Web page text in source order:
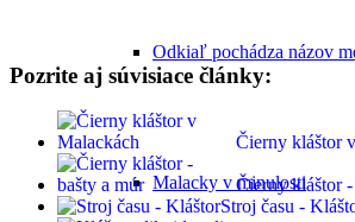
Odkiaľ pochádza názov
Malacky v minulosti
Pozrite aj súvisiace články:
Čierny kláštor
Čierny kláštor
Stroj času -